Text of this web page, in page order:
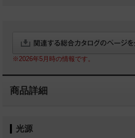
※2026年5月時の情報です。
商品詳細
光源